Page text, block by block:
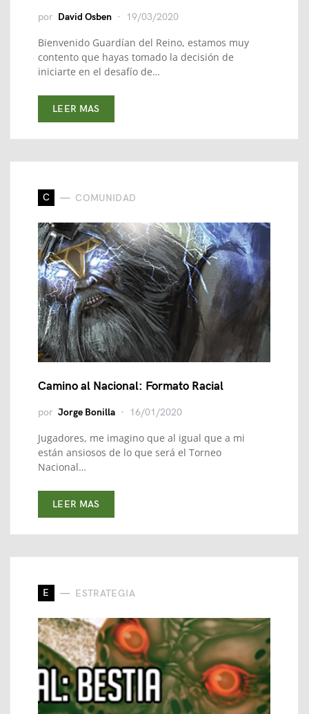
por David Osben 19/03/2020
Bienvenido Guardían del Reino, estamos muy
contento que hayas tomado la decisión de
iniciarte en el desafío de…
LEER MAS
C COMUNIDAD
Camino al Nacional: Formato Racial
por Jorge Bonilla 16/01/2020
Jugadores, me imagino que al igual que a mi
están ansiosos de lo que será el Torneo
Nacional…
LEER MAS
E ESTRATEGIA